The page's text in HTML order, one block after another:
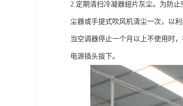
2.定期清扫冷凝器翅片灰尘。为防
尘器或手提式吹风机清尘一次，以
当空调器停止一个月以上不使用时
电源插头拔下。